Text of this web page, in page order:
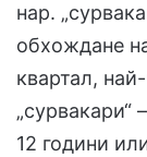
нар.
обхождане
квартал,
12 години